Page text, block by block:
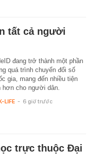
tất cả người
đang trở thành một phần
quá trình chuyển đổi số
gia, mang đến nhiều tiện
hơn cho người dân.
LIFE - 6 giờ trước
trực thuộc Đại